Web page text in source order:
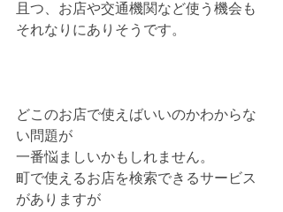
且つ、お店や交通機関など使う機会も
それなりにありそうです。
どこのお店で使えばいいのかわからな
い問題が
一番悩ましいかもしれません。
町で使えるお店を検索できるサービス
がありますが